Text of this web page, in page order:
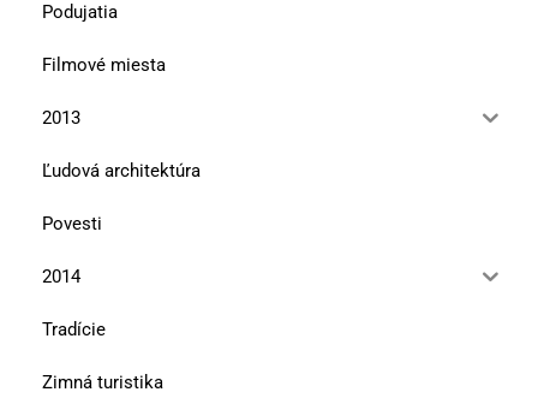
Podujatia
Filmové miesta
2013
Ľudová architektúra
Povesti
2014
Tradície
Zimná turistika